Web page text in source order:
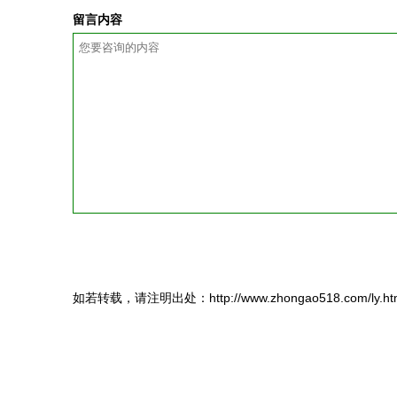
留言内容
如若转载，请注明出处：http://www.zhongao518.com/